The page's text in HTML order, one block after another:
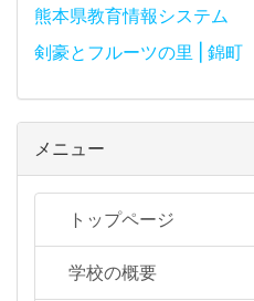
熊本県教育情報システム
剣豪とフルーツの里 | 錦町
メニュー
トップページ
学校の概要